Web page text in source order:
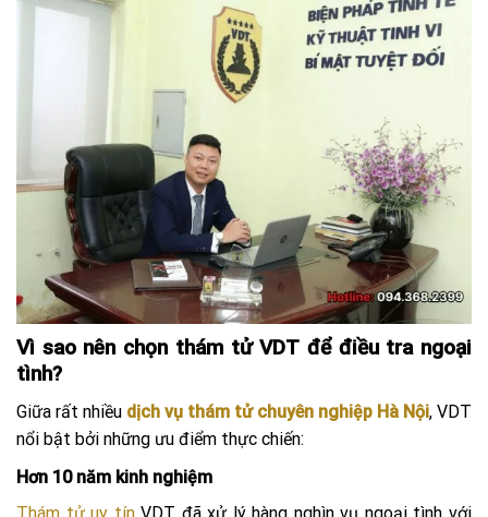
Vì sao nên chọn thám tử VDT để điều tra ngoại
tình?
Giữa rất nhiều dịch vụ thám tử chuyên nghiệp Hà Nội, VDT
nổi bật bởi những ưu điểm thực chiến:
Hơn 10 năm kinh nghiệm
Thám tử uy tínVDT đã xử lý hàng nghìn vụ ngoại tình với